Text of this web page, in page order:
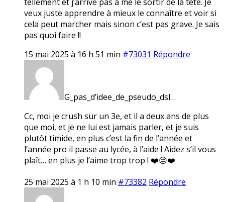
veux juste apprendre à mieux le connaître et voir si
cela peut marcher mais sinon c’est pas grave. Je sais
pas quoi faire !!
15 mai 2025 à 16 h 51 min #73031 Répondre
G_pas_d’idee_de_pseudo_dsl…
Cc, moi je crush sur un 3e, et il a deux ans de plus
que moi, et je ne lui est jamais parler, et je suis
plutôt timide, en plus c’est la fin de l’année et
l’année pro il passe au lycée, à l’aide ! Aidez s’il vous
plaît… en plus je l’aime trop trop ! ❤️😔❤️
25 mai 2025 à 1 h 10 min #73382 Répondre